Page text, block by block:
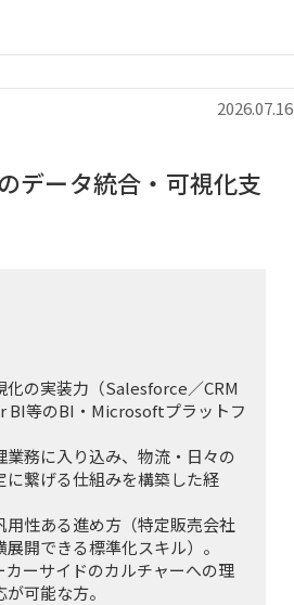
の実質的な推進リードおよび中
に入り込み、プロジェクトを
ングマネージャーとしての役
設計、新営業モデル設計など
とし込み・タスクフォースの
）で回していただきます。
的なレポーティングおよび直
）への参画。
ダッシュボード」等の最先端ツ
場の営業員にどう使わせるか
支援。
クライアント（証券会社側）
、現場のリアルな知見を取り
行います。
2026.07.16
データ統合・可視化支
化の実装力（Salesforce／CRM
BI等のBI・Microsoftプラットフ
業務に入り込み、物流・日々の
繋げる仕組みを構築した経
用性ある進め方（特定販売会社
開できる標準化スキル）。
カーサイドのカルチャーへの理
可能な方。